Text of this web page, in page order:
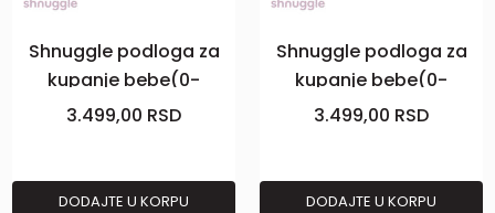
Shnuggle podloga za
kupanje bebe(0-
6M),Blossom
3.499,00 RSD
DODAJTE U KORPU
Shnuggle podloga za
kupanje bebe(0-
6M),Pebble grey
3.499,00 RSD
DODAJTE U KORPU